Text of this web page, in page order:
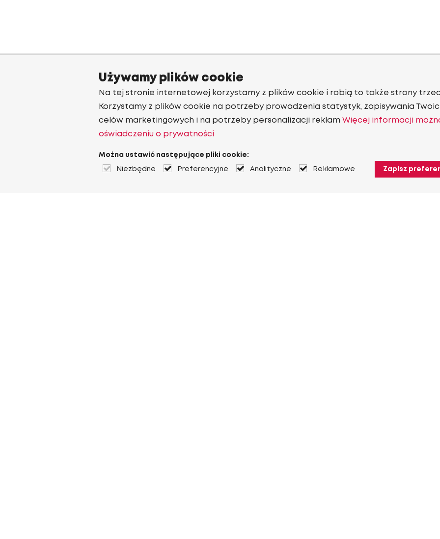
Używamy plików cookie
Na tej stronie internetowej korzystamy z plików cookie i robią to także strony
Korzystamy z plików cookie na potrzeby prowadzenia statystyk, zapisywania
celów marketingowych i na potrzeby personalizacji reklam Więcej informacji
oświadczeniu o prywatności
Można ustawić następujące pliki cookie:
Niezbędne Preferencyjne Analityczne Reklamowe Zapisz